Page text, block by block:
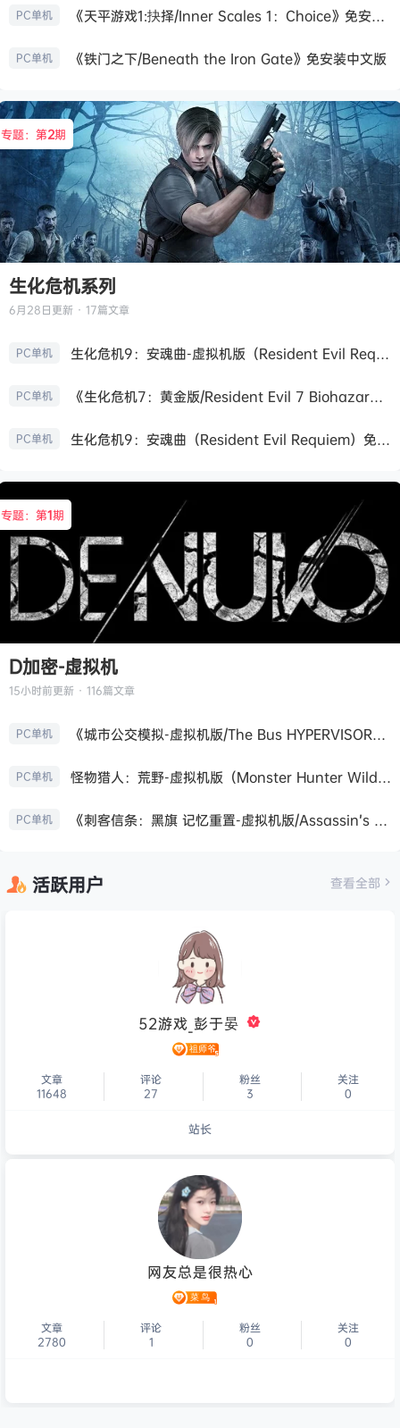
PC单机 《天平游戏1:抉择/Inner Scales 1：Choice》免安装中文版
PC单机 《铁门之下/Beneath the Iron Gate》免安装中文版
专题：第2期
生化危机系列
6月28日更新 · 17篇文章
PC单机 生化危机9：安魂曲-虚拟机版（Resident Evil Requiem HYPERVISOR）免安装中文版
PC单机 《生化危机7：黄金版/Resident Evil 7 Biohazard》免安装中文版
PC单机 生化危机9：安魂曲（Resident Evil Requiem）免安装中文版
专题：第1期
D加密-虚拟机
15小时前更新 · 116篇文章
PC单机 《城市公交模拟-虚拟机版/The Bus HYPERVISOR》免安装中文版
PC单机 怪物猎人：荒野-虚拟机版（Monster Hunter Wilds HYPERVISOR）免安装中文版
PC单机 《刺客信条：黑旗 记忆重置-虚拟机版/Assassin’s Creed Black Flag Resynced HYPERVISOR》免安装中文版
活跃用户 查看全部
52游戏_彭于晏
文章
11648
评论
27
粉丝
3
关注
0
站长
个人主页
网友总是很热心
文章
2780
评论
1
粉丝
0
关注
0